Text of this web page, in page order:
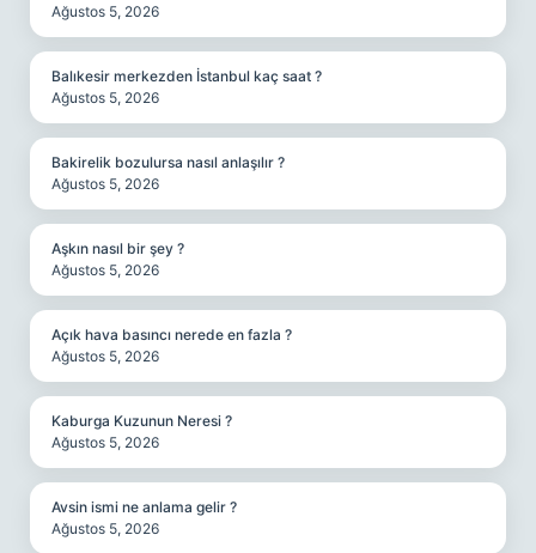
Ağustos 5, 2026
Balıkesir merkezden İstanbul kaç saat ?
Ağustos 5, 2026
Bakirelik bozulursa nasıl anlaşılır ?
Ağustos 5, 2026
Aşkın nasıl bir şey ?
Ağustos 5, 2026
Açık hava basıncı nerede en fazla ?
Ağustos 5, 2026
Kaburga Kuzunun Neresi ?
Ağustos 5, 2026
Avsin ismi ne anlama gelir ?
Ağustos 5, 2026